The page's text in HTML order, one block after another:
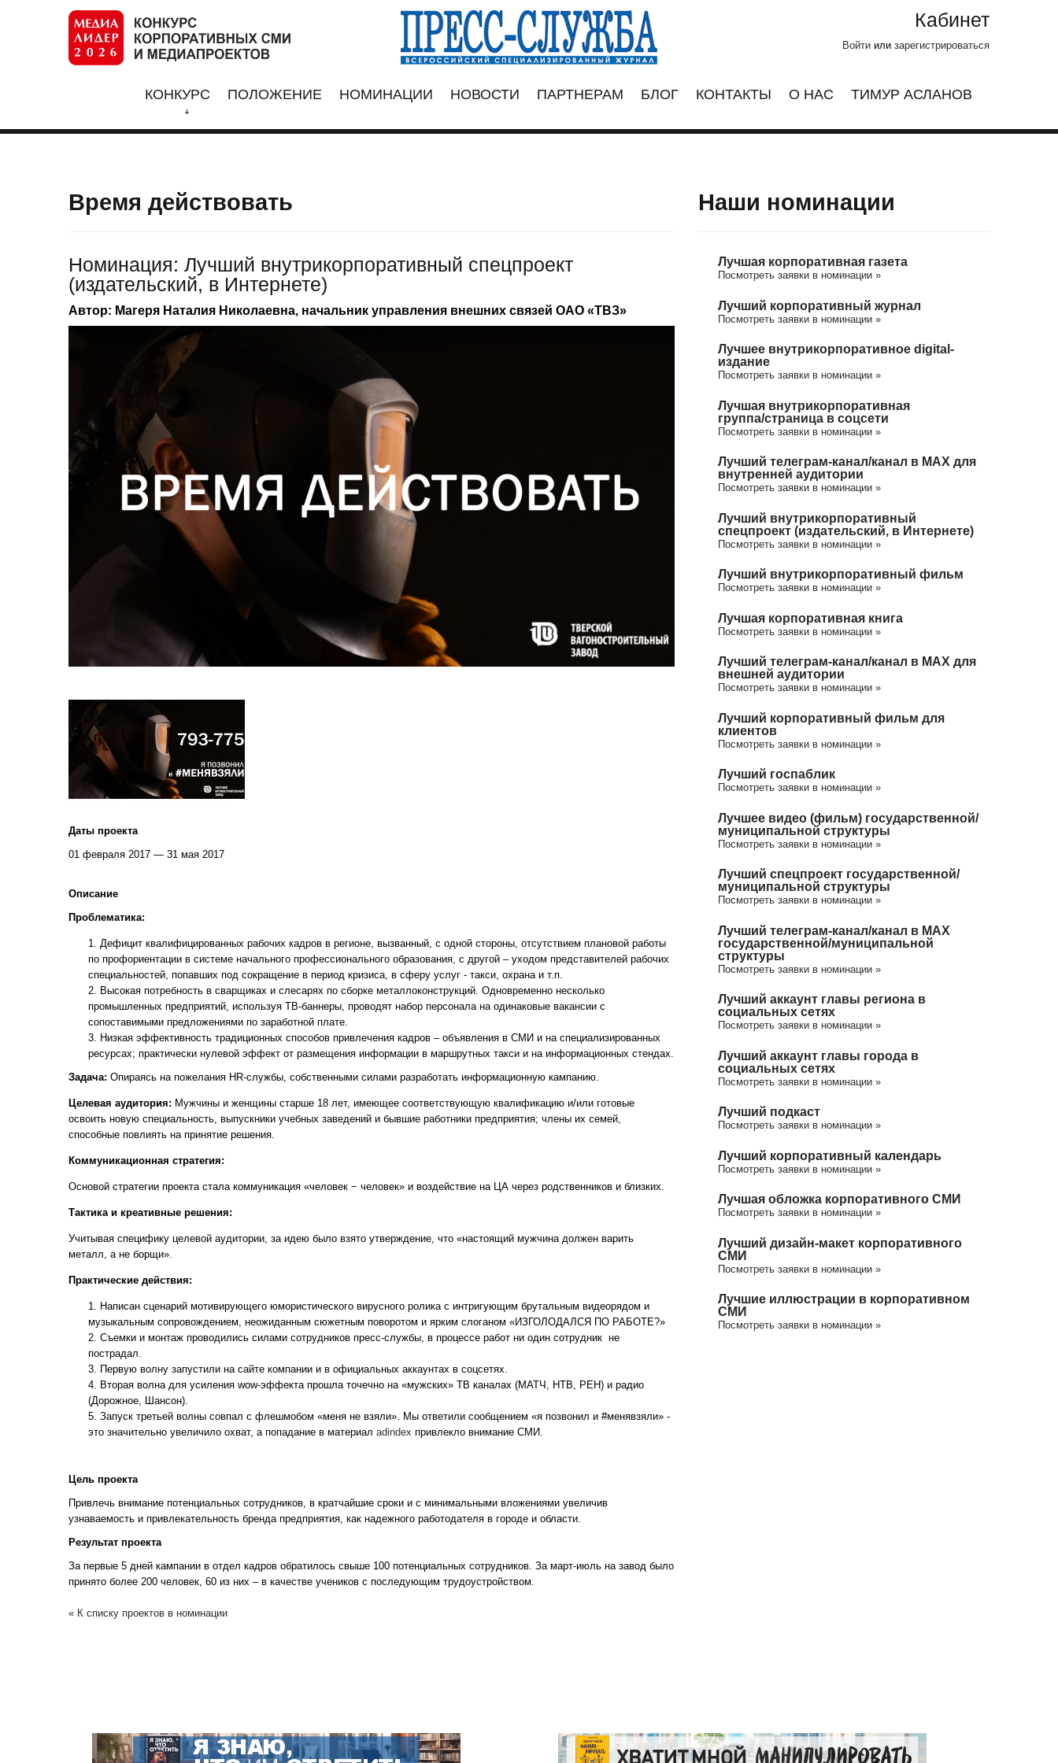
Кабинет
Войти или зарегистрироваться
КОНКУРС ПОЛОЖЕНИЕ НОМИНАЦИИ НОВОСТИ ПАРТНЕРАМ БЛОГ КОНТАКТЫ О НАС ТИМУР АСЛАНОВ
Время действовать
Номинация: Лучший внутрикорпоративный спецпроект
(издательский, в Интернете)
Автор: Магеря Наталия Николаевна, начальник управления внешних связей ОАО «ТВЗ»
Даты проекта
01 февраля 2017 — 31 мая 2017
Описание
Проблематика:
Дефицит квалифицированных рабочих кадров в регионе, вызванный, с одной стороны, отсутствием плановой работы
по профориентации в системе начального профессионального образования, с другой – уходом представителей рабочих
специальностей, попавших под сокращение в период кризиса, в сферу услуг - такси, охрана и т.п.
Высокая потребность в сварщиках и слесарях по сборке металлоконструкций. Одновременно несколько
промышленных предприятий, используя ТВ-баннеры, проводят набор персонала на одинаковые вакансии с
сопоставимыми предложениями по заработной плате.
Низкая эффективность традиционных способов привлечения кадров – объявления в СМИ и на специализированных
ресурсах; практически нулевой эффект от размещения информации в маршрутных такси и на информационных стендах.
Задача: Опираясь на пожелания HR-службы, собственными силами разработать информационную кампанию.
Целевая аудитория: Мужчины и женщины старше 18 лет, имеющее соответствующую квалификацию и/или готовые
освоить новую специальность, выпускники учебных заведений и бывшие работники предприятия; члены их семей,
способные повлиять на принятие решения.
Коммуникационная стратегия:
Основой стратегии проекта стала коммуникация «человек − человек» и воздействие на ЦА через родственников и близких.
Тактика и креативные решения:
Учитывая специфику целевой аудитории, за идею было взято утверждение, что «настоящий мужчина должен варить
металл, а не борщи».
Практические действия:
Написан сценарий мотивирующего юмористического вирусного ролика с интригующим брутальным видеорядом и
музыкальным сопровождением, неожиданным сюжетным поворотом и ярким слоганом «ИЗГОЛОДАЛСЯ ПО РАБОТЕ?»
Съемки и монтаж проводились силами сотрудников пресс-службы, в процессе работ ни один сотрудник не
пострадал.
Первую волну запустили на сайте компании и в официальных аккаунтах в соцсетях.
Вторая волна для усиления wow-эффекта прошла точечно на «мужских» ТВ каналах (МАТЧ, НТВ, РЕН) и радио
(Дорожное, Шансон).
Запуск третьей волны совпал с флешмобом «меня не взяли». Мы ответили сообщением «я позвонил и #менявзяли» -
это значительно увеличило охват, а попадание в материал adindex привлекло внимание СМИ.
Цель проекта
Привлечь внимание потенциальных сотрудников, в кратчайшие сроки и с минимальными вложениями увеличив
узнаваемость и привлекательность бренда предприятия, как надежного работодателя в городе и области.
Результат проекта
За первые 5 дней кампании в отдел кадров обратилось свыше 100 потенциальных сотрудников. За март-июль на завод было
принято более 200 человек, 60 из них – в качестве учеников с последующим трудоустройством.
« К списку проектов в номинации
Наши номинации
Лучшая корпоративная газета
Посмотреть заявки в номинации »
Лучший корпоративный журнал
Посмотреть заявки в номинации »
Лучшее внутрикорпоративное digital-
издание
Посмотреть заявки в номинации »
Лучшая внутрикорпоративная
группа/cтраница в соцсети
Посмотреть заявки в номинации »
Лучший телеграм-канал/канал в МАХ для
внутренней аудитории
Посмотреть заявки в номинации »
Лучший внутрикорпоративный
спецпроект (издательский, в Интернете)
Посмотреть заявки в номинации »
Лучший внутрикорпоративный фильм
Посмотреть заявки в номинации »
Лучшая корпоративная книга
Посмотреть заявки в номинации »
Лучший телеграм-канал/канал в МАХ для
внешней аудитории
Посмотреть заявки в номинации »
Лучший корпоративный фильм для
клиентов
Посмотреть заявки в номинации »
Лучший госпаблик
Посмотреть заявки в номинации »
Лучшее видео (фильм) государственной/
муниципальной структуры
Посмотреть заявки в номинации »
Лучший спецпроект государственной/
муниципальной структуры
Посмотреть заявки в номинации »
Лучший телеграм-канал/канал в МАХ
государственной/муниципальной
структуры
Посмотреть заявки в номинации »
Лучший аккаунт главы региона в
социальных сетях
Посмотреть заявки в номинации »
Лучший аккаунт главы города в
социальных сетях
Посмотреть заявки в номинации »
Лучший подкаст
Посмотреть заявки в номинации »
Лучший корпоративный календарь
Посмотреть заявки в номинации »
Лучшая обложка корпоративного СМИ
Посмотреть заявки в номинации »
Лучший дизайн-макет корпоративного
СМИ
Посмотреть заявки в номинации »
Лучшие иллюстрации в корпоративном
СМИ
Посмотреть заявки в номинации »